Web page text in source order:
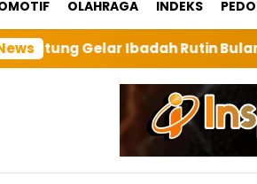
OLAHRAGA INDEKS
sebangai tuan rumah